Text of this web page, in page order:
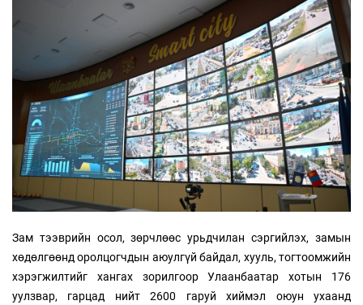
Зам тээврийн осол, зөрчлөөс урьдчилан сэргийлэх, замын
хөдөлгөөнд оролцогчдын аюулгүй байдал, хууль, тогтоомжийн
хэрэгжилтийг хангах зорилгоор Улаанбаатар хотын 176
уулзвар, гарцад нийт 2600 гаруй хиймэл оюун ухаанд